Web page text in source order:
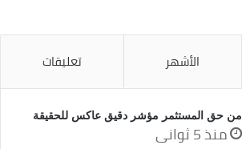
الأشهر تعليقات
من حق المستثمر مؤشر دقيق عاكس للحقيقة
منذ 5 ثواني